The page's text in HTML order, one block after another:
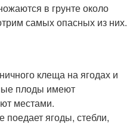
в грунте около
самых опасных из них.
клеща на ягодах и
плоды имеют
местами.
поедает ягоды, стебли,